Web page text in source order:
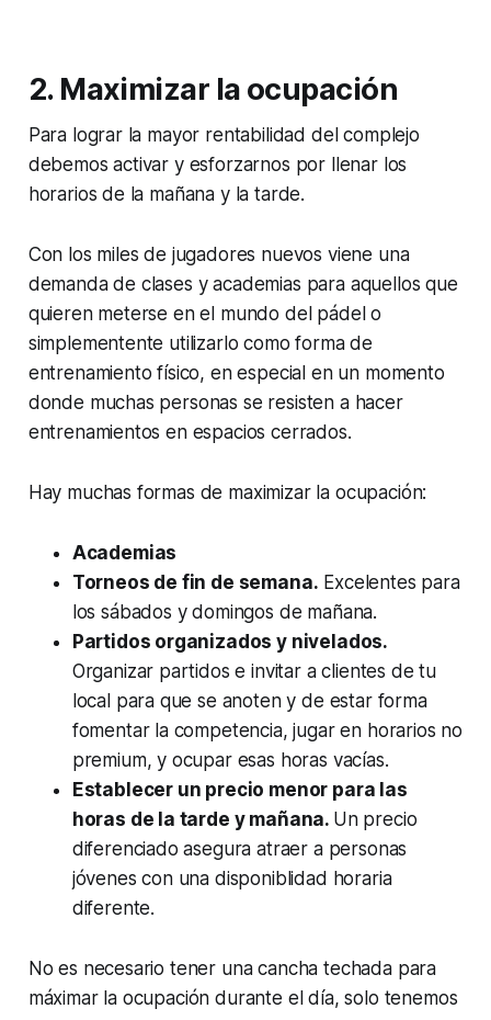
2. Maximizar la ocupación
Para lograr la mayor rentabilidad del complejo
debemos activar y esforzarnos por llenar los
horarios de la mañana y la tarde.
Con los miles de jugadores nuevos viene una
demanda de clases y academias para aquellos que
quieren meterse en el mundo del pádel o
simplementente utilizarlo como forma de
entrenamiento físico, en especial en un momento
donde muchas personas se resisten a hacer
entrenamientos en espacios cerrados.
Hay muchas formas de maximizar la ocupación:
Academias
Torneos de fin de semana. Excelentes para
los sábados y domingos de mañana.
Partidos organizados y nivelados.
Organizar partidos e invitar a clientes de tu
local para que se anoten y de estar forma
fomentar la competencia, jugar en horarios no
premium, y ocupar esas horas vacías.
Establecer un precio menor para las
horas de la tarde y mañana. Un precio
diferenciado asegura atraer a personas
jóvenes con una disponiblidad horaria
diferente.
No es necesario tener una cancha techada para
máximar la ocupación durante el día, solo tenemos